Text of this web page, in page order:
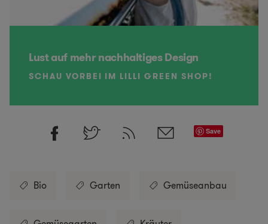
Lust auf mehr nachhaltiges Design
SCHAU VORBEI IM LILLI GREEN SHOP!
Save
Bio Garten Gemüseanbau